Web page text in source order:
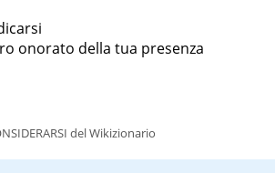
onorato della tua presenza
del Wikizionario